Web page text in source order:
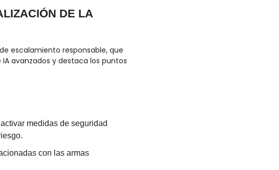
DE LA
escalamiento responsable, que
avanzados y destaca los puntos
medidas de seguridad
con las armas